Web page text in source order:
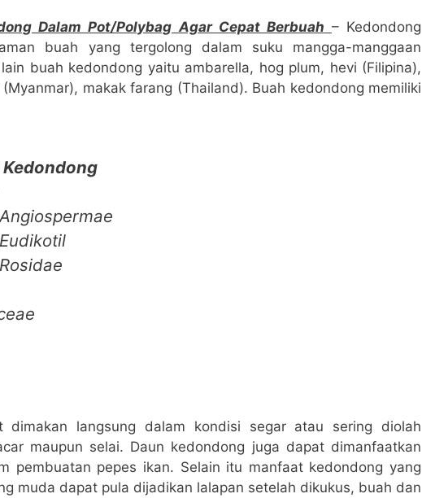
Dalam Pot/Polybag Agar Cepat Berbuah – Kedondong
buah yang tergolong dalam suku mangga-manggaan
buah kedondong yaitu ambarella, hog plum, hevi (Filipina),
makak farang (Thailand). Buah kedondong memiliki
dimakan langsung dalam kondisi segar atau sering diolah
maupun selai. Daun kedondong juga dapat dimanfaatkan
pembuatan pepes ikan. Selain itu manfaat kedondong yang
muda dapat pula dijadikan lalapan setelah dikukus, buah dan